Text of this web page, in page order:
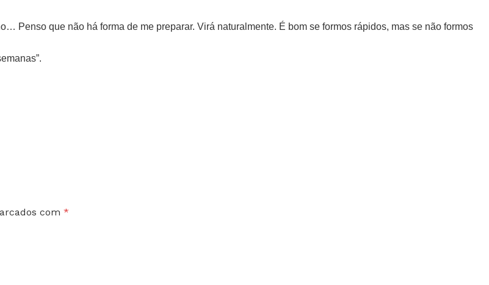
Penso que não há forma de me preparar. Virá naturalmente. É bom se formos rápidos, mas se não formos
com *